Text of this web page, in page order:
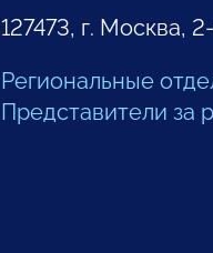
127473, г. Москва,
Региональные
Представители за